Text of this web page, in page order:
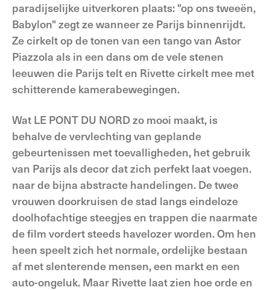
paradijselijke uitverkoren plaats: "op ons tweeën,
Babylon" zegt ze wanneer ze Parijs binnenrijdt.
Ze cirkelt op de tonen van een tango van Astor
Piazzola als in een dans om de vele stenen
leeuwen die Parijs telt en Rivette cirkelt mee met
schitterende kamerabewegingen.
Wat LE PONT DU NORD zo mooi maakt, is
behalve de vervlechting van geplande
gebeurtenissen met toevalligheden, het gebruik
van Parijs als decor dat zich perfekt laat voegen.
naar de bijna abstracte handelingen. De twee
vrouwen doorkruisen de stad langs eindeloze
doolhofachtige steegjes en trappen die naarmate
de film vordert steeds havelozer worden. Om hen
heen speelt zich het normale, ordelijke bestaan
af met slenterende mensen, een markt en een
auto-ongeluk. Maar Rivette laat zien hoe orde en